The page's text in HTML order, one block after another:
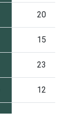
20
15
23
12